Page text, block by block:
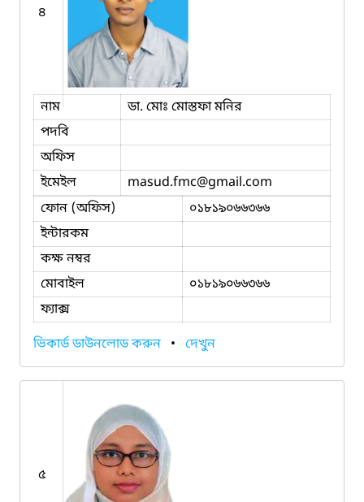
৪
নাম
ডা. মোঃ মোস্তফা মনির
পদবি
অফিস
ইমেইল
masud.fmc@gmail.com
ফোন (অফিস)
০১৮১৯০৬৬৩৬৬
ইন্টারকম
কক্ষ নম্বর
মোবাইল
০১৮১৯০৬৬৩৬৬
ফ্যাক্স
ভিকার্ড ডাউনলোড করুন • দেখুন
৫